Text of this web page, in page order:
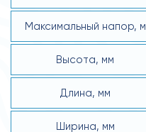
Максимальный напор, м
Высота, мм
Длина, мм
Ширина, мм